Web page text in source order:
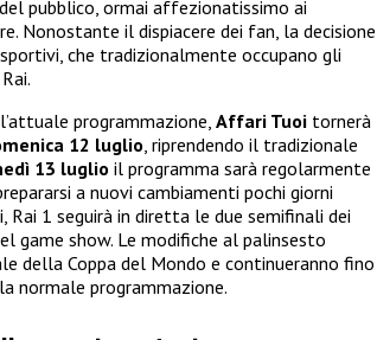
del pubblico, ormai affezionatissimo ai
Nonostante il dispiacere dei fan, la decisione
che tradizionalmente occupano gli
programmazione, Affari Tuoi tornerà
12 luglio, riprendendo il tradizionale
13 luglio il programma sarà regolarmente
a nuovi cambiamenti pochi giorni
Rai 1 seguirà in diretta le due semifinali dei
game show. Le modifiche al palinsesto
della Coppa del Mondo e continueranno fino
normale programmazione.